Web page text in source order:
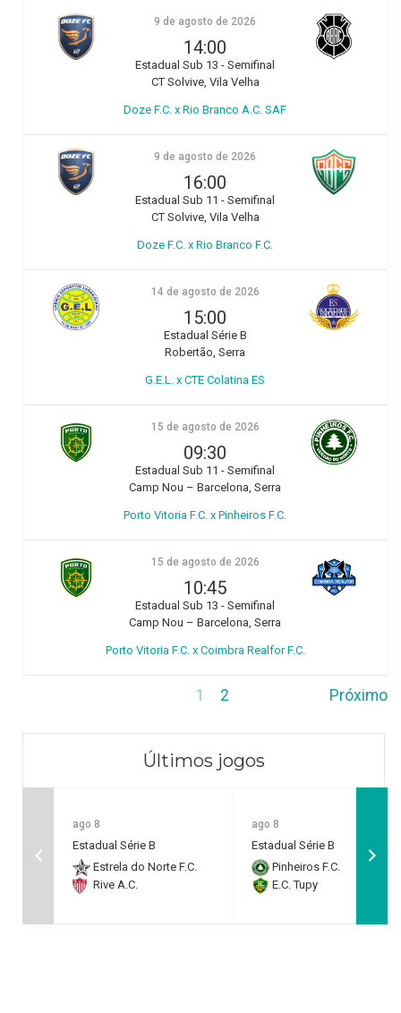
9 de agosto de 2026
14:00
Estadual Sub 13 - Semifinal
CT Solvive, Vila Velha
Doze F.C. x Rio Branco A.C. SAF
9 de agosto de 2026
16:00
Estadual Sub 11 - Semifinal
CT Solvive, Vila Velha
Doze F.C. x Rio Branco F.C.
14 de agosto de 2026
15:00
Estadual Série B
Robertão, Serra
G.E.L. x CTE Colatina ES
15 de agosto de 2026
09:30
Estadual Sub 11 - Semifinal
Camp Nou – Barcelona, Serra
Porto Vitoria F.C. x Pinheiros F.C.
15 de agosto de 2026
10:45
Estadual Sub 13 - Semifinal
Camp Nou – Barcelona, Serra
Porto Vitoria F.C. x Coimbra Realfor F.C.
1 2 Próximo
Últimos jogos
ago 8
Estadual Série B
Estrela do Norte F.C.
Rive A.C.
ago 8
Estadual Série B
Pinheiros F.C.
E.C. Tupy